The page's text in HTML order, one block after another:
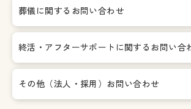
葬儀に関するお問い合わせ
終活・アフターサポートに関する お問い合
その他（法人・採用）お問い合わせ